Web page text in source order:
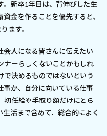
。新卒1年目は、背伸びした生
金を作ることを優先すると、
ます。
会人になる皆さんに伝えたい
ナーらしくないことかもしれ
で決めるものではないという
事か、自分に向いている仕事
初任給や手取り額だけにとら
活まで含めて、総合的によく